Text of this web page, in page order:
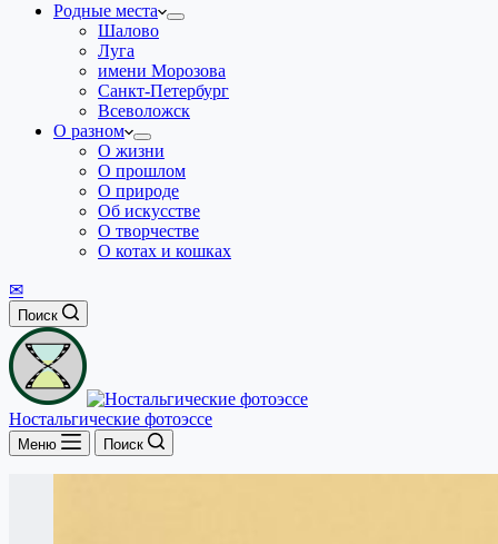
Родные места
Шалово
Луга
имени Морозова
Санкт-Петербург
Всеволожск
О разном
О жизни
О прошлом
О природе
Об искусстве
О творчестве
О котах и кошках
✉
Поиск
Ностальгические фотоэссе
Меню Поиск